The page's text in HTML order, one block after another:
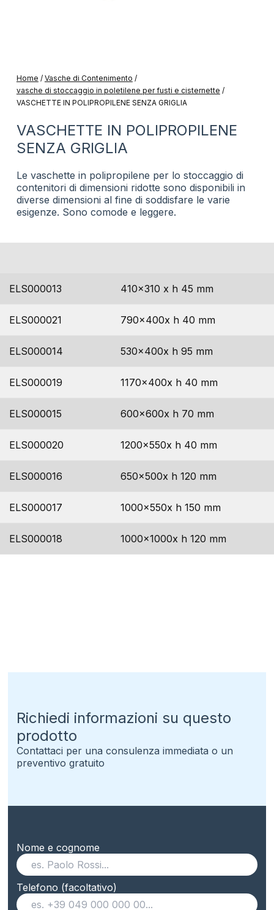
Home / Vasche di Contenimento /
vasche di stoccaggio in poletilene per fusti e cisternette /
VASCHETTE IN POLIPROPILENE SENZA GRIGLIA
VASCHETTE IN POLIPROPILENE
SENZA GRIGLIA
Le vaschette in polipropilene per lo stoccaggio di
contenitori di dimensioni ridotte sono disponibili in
diverse dimensioni al fine di soddisfare le varie
esigenze. Sono comode e leggere.
ELS000013 410x310 x h 45 mm
ELS000021 790x400x h 40 mm
ELS000014 530x400x h 95 mm
ELS000019 1170x400x h 40 mm
ELS000015 600x600x h 70 mm
ELS000020 1200x550x h 40 mm
ELS000016 650x500x h 120 mm
ELS000017 1000x550x h 150 mm
ELS000018 1000x1000x h 120 mm
Richiedi informazioni su questo
prodotto
Contattaci per una consulenza immediata o un
preventivo gratuito
Nome e cognome
Telefono (facoltativo)